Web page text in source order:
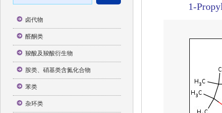
卤代物
醛酮类
羧酸及羧酸衍生物
胺类、硝基类含氮化合物
苯类
杂环类
1-